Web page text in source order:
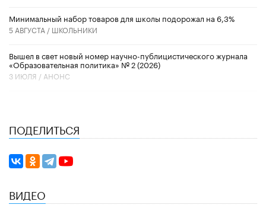
Минимальный набор товаров для школы подорожал на 6,3%
5 АВГУСТА / ШКОЛЬНИКИ
Вышел в свет новый номер научно-публицистического журнала
«Образовательная политика» № 2 (2026)
3 ИЮЛЯ / АНОНС
ПОДЕЛИТЬСЯ
ВИДЕО